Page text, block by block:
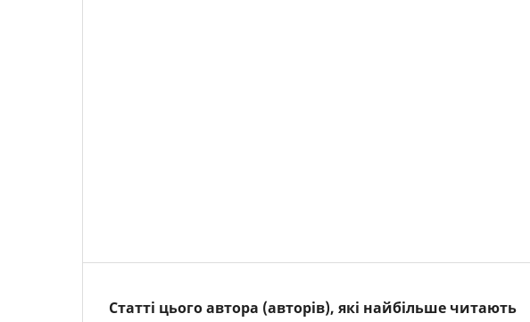
Статті цього автора (авторів), які найбільше читають